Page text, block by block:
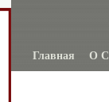
Главная О